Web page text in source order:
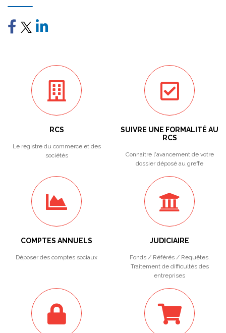
RCS
Le registre du commerce et des
sociétés
SUIVRE UNE FORMALITÉ AU
RCS
Connaitre l'avancement de votre
dossier déposé au greffe
COMPTES ANNUELS
Déposer des comptes sociaux
JUDICIAIRE
Fonds / Référés / Requêtes.
Traitement de difficultés des
entreprises